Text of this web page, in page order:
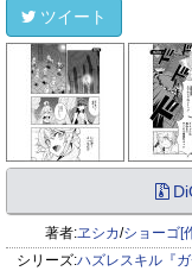
ツイート
著者:ヱシカ/ショーゴ[
シリーズ:ハズレスキル『